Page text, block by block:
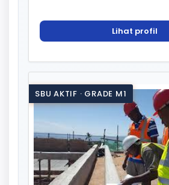
Lihat profil
SBU AKTIF · GRADE M1